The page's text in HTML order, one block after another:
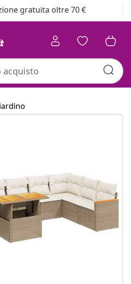
gratuita oltre 70 €